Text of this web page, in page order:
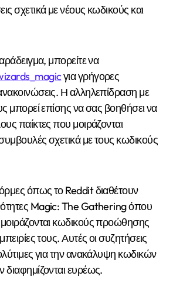
σχετικά με νέους κωδικούς και
μπορείτε να
για γρήγορες
Η αλληλεπίδραση με
μπορεί επίσης να σας βοηθήσει να
παίκτες που μοιράζονται
σχετικά με τους κωδικούς
όπως το Reddit διαθέτουν
Magic: The Gathering όπου
κωδικούς προώθησης
τους. Αυτές οι συζητήσεις
για την ανακάλυψη κωδικών
ευρέως.